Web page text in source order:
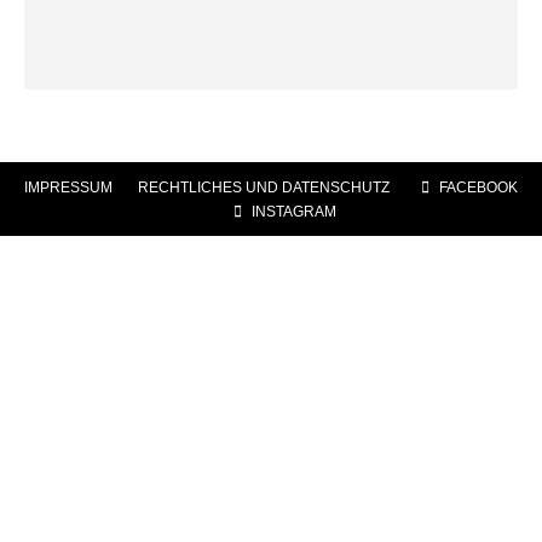
IMPRESSUM RECHTLICHES UND DATENSCHUTZ
FACEBOOK
INSTAGRAM